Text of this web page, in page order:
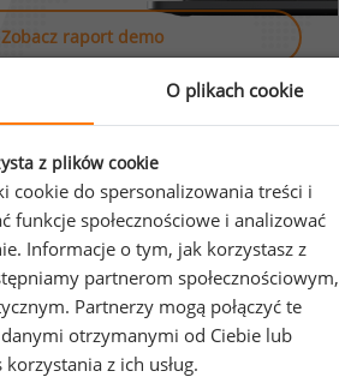
Zobacz raport demo
dostęp do raportu?
O plikach cookie
z plików cookie
cookie do spersonalizowania treści i
funkcje społecznościowe i analizować
Informacje o tym, jak korzystasz z
partnerom społecznościowym,
Partnerzy mogą połączyć te
otrzymanymi od Ciebie lub
z ich usług.